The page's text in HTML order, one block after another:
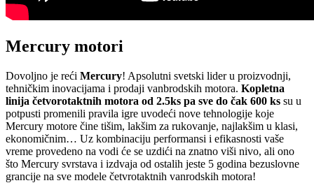
Mercury motori
Dovoljno je reći Mercury! Apsolutni svetski lider u proizvodnji,
tehničkim inovacijama i prodaji vanbrodskih motora. Kopletna
linija četvorotaktnih motora od 2.5ks pa sve do čak 600 ks su u
potpusti promenili pravila igre uvodeći nove tehnologije koje
Mercury motore čine tišim, lakšim za rukovanje, najlakšim u klasi,
ekonomičnim… Uz kombinaciju performansi i efikasnosti vaše
vreme provedeno na vodi će se uzdići na znatno viši nivo, ali ono
što Mercury svrstava i izdvaja od ostalih jeste 5 godina bezuslovne
grancije na sve modele četvrotaktnih vanrodskih motora!